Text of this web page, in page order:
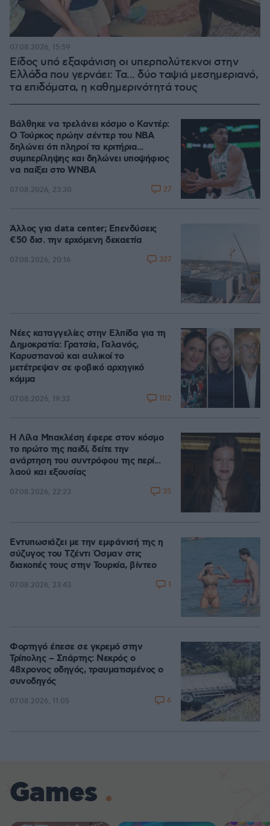
Είδος υπό εξαφάνιση οι υπερπολύτεκνοι στην
Ελλάδα που γερνάει: Τα... δύο ταψιά μεσημεριανό,
τα επιδόματα, η καθημερινότητά τους
07.08.2026, 15:59
Βάλθηκε να τρελάνει κόσμο ο Καντέρ:
Ο Τούρκος πρώην σέντερ του NBA
δηλώνει ότι πληροί τα κριτήρια...
συμπερίληψης και δηλώνει υποψήφιος
να παίξει στο WNBA
07.08.2026, 23:30 27
Άλλος για data center; Επενδύσεις
€50 δισ. την ερχόμενη δεκαετία
07.08.2026, 20:16 327
Νέες καταγγελίες στην Ελπίδα για τη
Δημοκρατία: Γρατσία, Γαλανός,
Καρυστιανού και αυλικοί το
μετέτρεψαν σε φοβικό αρχηγικό
κόμμα
07.08.2026, 19:33 102
Η Λίλα Μπακλέση έφερε στον κόσμο
το πρώτο της παιδί, δείτε την
ανάρτηση του συντρόφου της περί...
λαού και εξουσίας
07.08.2026, 22:23 35
Εντυπωσιάζει με την εμφάνισή της η
σύζυγος του Τζέντι Όσμαν στις
διακοπές τους στην Τουρκία, βίντεο
07.08.2026, 23:43 1
Φορτηγό έπεσε σε γκρεμό στην
Τρίπολης – Σπάρτης: Νεκρός ο
48χρονος οδηγός, τραυματισμένος ο
συνοδηγός
07.08.2026, 11:05 6
Games